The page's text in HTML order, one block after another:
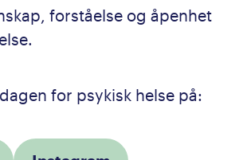
forståelse og åpenhet
for psykisk helse på: